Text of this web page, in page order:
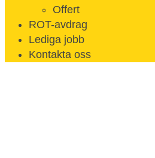
Offert
ROT-avdrag
Lediga jobb
Kontakta oss